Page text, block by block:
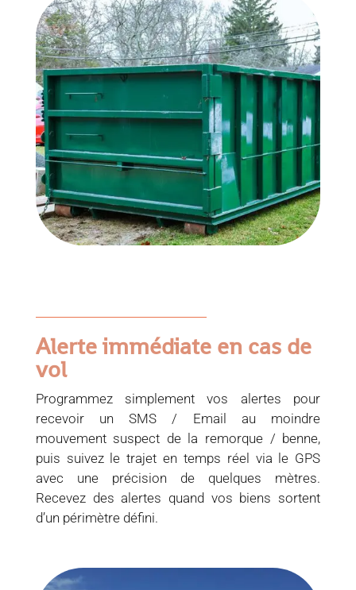
Alerte immédiate en cas de
vol
Programmez simplement vos alertes pour
recevoir un SMS / Email au moindre
mouvement suspect de la remorque / benne,
puis suivez le trajet en temps réel via le GPS
avec une précision de quelques mètres.
Recevez des alertes quand vos biens sortent
d’un périmètre défini.